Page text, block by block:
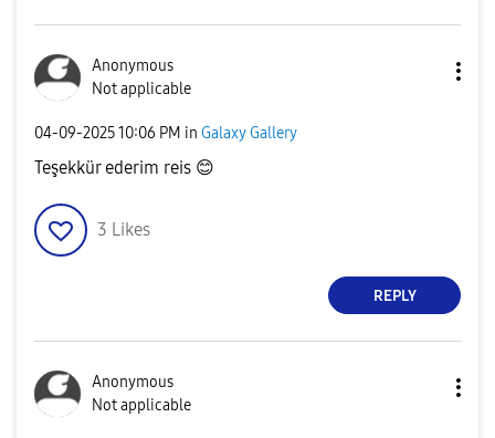
Anonymous
Not applicable
‎04-09-202510:06 PM in Galaxy Gallery
Teşekkür ederim reis 😊
3 Likes
REPLY
Anonymous
Not applicable